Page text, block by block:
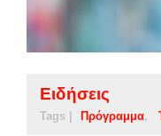
Ειδήσεις
Tags | Πρόγραμμα